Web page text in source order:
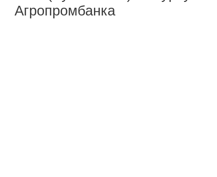
Агропромбанка